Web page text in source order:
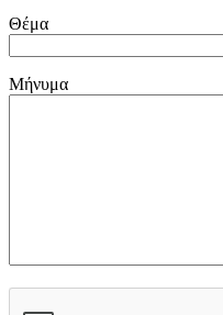
Θέμα
Μήνυμα